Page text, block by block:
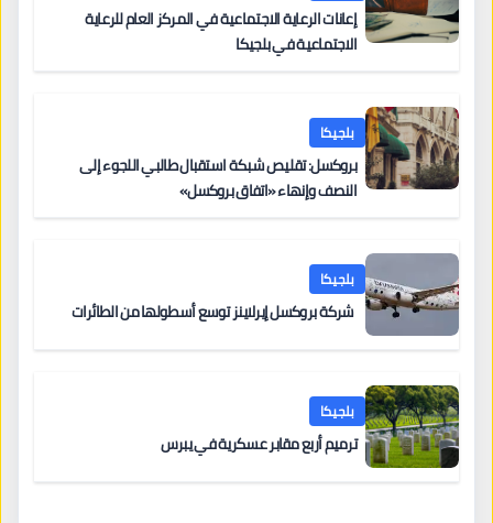
إعانات الرعاية الاجتماعية في المركز العام للرعاية
الاجتماعية في بلجيكا
بلجيكا
بروكسل: تقليص شبكة استقبال طالبي اللجوء إلى
النصف وإنهاء «اتفاق بروكسل»
بلجيكا
شركة بروكسل إيرلاينز توسع أسطولها من الطائرات
بلجيكا
ترميم أربع مقابر عسكرية في يبرس